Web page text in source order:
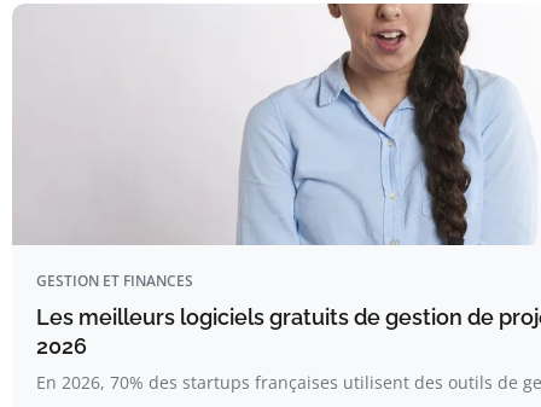
GESTION ET FINANCES
Les meilleurs logiciels gratuits de gestion de
2026
En 2026, 70% des startups françaises utilisent des outils de